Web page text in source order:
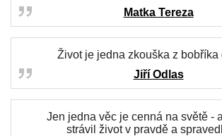
Matka Tereza
Život je jedna zkouška z bobříka
Jiří Odlas
Jen jedna věc je cenná na světě -
strávil život v pravdě a